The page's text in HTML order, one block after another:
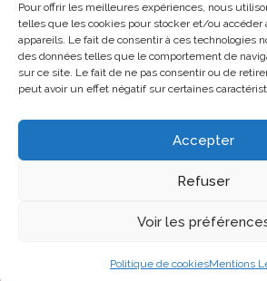
Pour offrir les meilleures expériences, nous
telles que les cookies pour stocker et/ou accéder
appareils. Le fait de consentir à ces technologies
des données telles que le comportement de
sur ce site. Le fait de ne pas consentir ou de
peut avoir un effet négatif sur certaines
Accepter
Refuser
Voir les
Politique de cookiesMentions
Ostéopathie pour
Ostéopathie chez
Ostéopathie chez
Ostéopathie chez
Copyright © 2026 Ostéopathe Charlotte